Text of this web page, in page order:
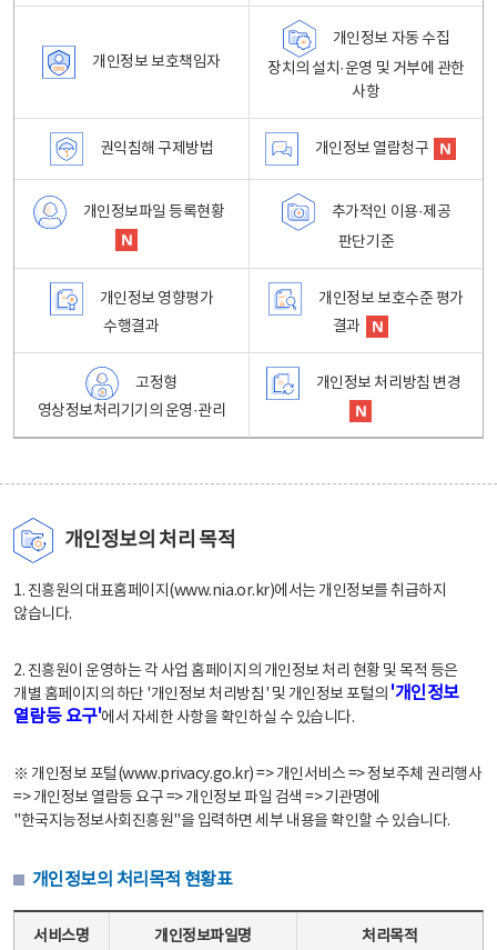
개인정보 보호책임자
개인정보 자동 수집
장치의 설치·운영 및 거부에 관한
사항
권익침해 구제방법 개인정보 열람청구
개인정보파일 등록현황
추가적인 이용·제공
판단기준
개인정보 영향평가
수행결과
개인정보 보호수준 평가
결과
고정형
영상정보처리기기의 운영·관리
개인정보 처리방침 변경
개인정보의 처리 목적
1. 진흥원의 대표홈페이지(www.nia.or.kr)에서는 개인정보를 취급하지
않습니다.
2. 진흥원이 운영하는 각 사업 홈페이지의 개인정보 처리 현황 및 목적 등은
개별 홈페이지의 하단 '개인정보 처리방침' 및 개인정보 포털의 '개인정보
열람등 요구'에서 자세한 사항을 확인하실 수 있습니다.
※ 개인정보 포털(www.privacy.go.kr) => 개인서비스 => 정보주체 권리행사
=> 개인정보 열람등 요구 => 개인정보 파일 검색 => 기관명에
"한국지능정보사회진흥원"을 입력하면 세부 내용을 확인할 수 있습니다.
개인정보의 처리목적 현황표
서비스명 개인정보파일명 처리목적